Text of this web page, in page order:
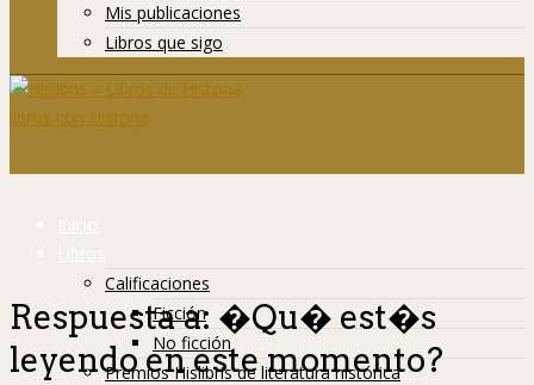
Mis publicaciones
Libros que sigo
Inicio
Libros
Calificaciones
Ficción
No ficción
Premios Hislibris de literatura histórica
Respuesta a: �Qu� est�s
leyendo en este momento?